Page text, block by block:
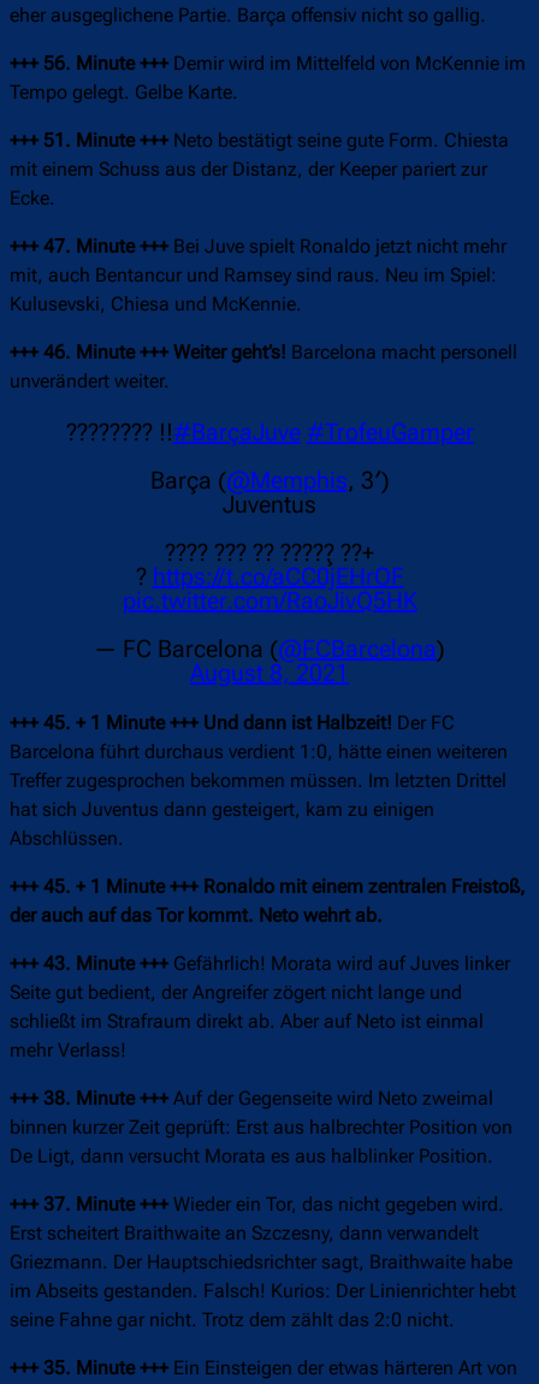
eher ausgeglichene Partie. Barça offensiv nicht so gallig.
+++ 56. Minute +++ Demir wird im Mittelfeld von McKennie im
Tempo gelegt. Gelbe Karte.
+++ 51. Minute +++ Neto bestätigt seine gute Form. Chiesta
mit einem Schuss aus der Distanz, der Keeper pariert zur
Ecke.
+++ 47. Minute +++ Bei Juve spielt Ronaldo jetzt nicht mehr
mit, auch Bentancur und Ramsey sind raus. Neu im Spiel:
Kulusevski, Chiesa und McKennie.
+++ 46. Minute +++ Weiter geht’s! Barcelona macht personell
unverändert weiter.
???????? !!#BarçaJuve #TrofeuGamper
Barça (@Memphis, 3′)
Juventus
???? ??? ?? ????̧? ??+
? https://t.co/aCC0jEHrOF
pic.twitter.com/RaoJivQ5HK
— FC Barcelona (@FCBarcelona)
August 8, 2021
+++ 45. + 1 Minute +++ Und dann ist Halbzeit! Der FC
Barcelona führt durchaus verdient 1:0, hätte einen weiteren
Treffer zugesprochen bekommen müssen. Im letzten Drittel
hat sich Juventus dann gesteigert, kam zu einigen
Abschlüssen.
+++ 45. + 1 Minute +++ Ronaldo mit einem zentralen Freistoß,
der auch auf das Tor kommt. Neto wehrt ab.
+++ 43. Minute +++ Gefährlich! Morata wird auf Juves linker
Seite gut bedient, der Angreifer zögert nicht lange und
schließt im Strafraum direkt ab. Aber auf Neto ist einmal
mehr Verlass!
+++ 38. Minute +++ Auf der Gegenseite wird Neto zweimal
binnen kurzer Zeit geprüft: Erst aus halbrechter Position von
De Ligt, dann versucht Morata es aus halblinker Position.
+++ 37. Minute +++ Wieder ein Tor, das nicht gegeben wird.
Erst scheitert Braithwaite an Szczesny, dann verwandelt
Griezmann. Der Hauptschiedsrichter sagt, Braithwaite habe
im Abseits gestanden. Falsch! Kurios: Der Linienrichter hebt
seine Fahne gar nicht. Trotz dem zählt das 2:0 nicht.
+++ 35. Minute +++ Ein Einsteigen der etwas härteren Art von